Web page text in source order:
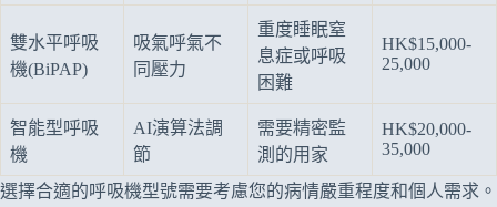
雙水平呼吸
機(BiPAP)
吸氣呼氣不
同壓力
重度睡眠窒
息症或呼吸
困難
HK$15,000-
25,000
智能型呼吸
機
AI演算法調
節
需要精密監
測的用家
HK$20,000-
35,000
選擇合適的呼吸機型號需要考慮您的病情嚴重程度和個人需求。